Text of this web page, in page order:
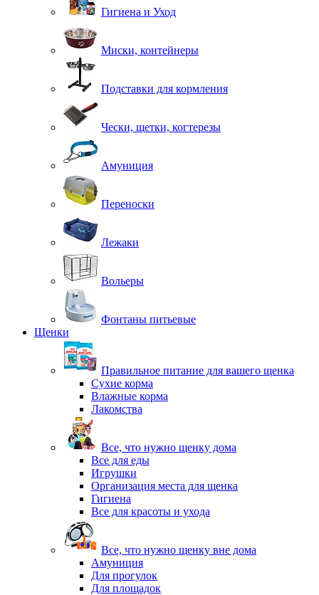
Гигиена и Уход
Миски, контейнеры
Подставки для кормления
Чески, щетки, когтерезы
Амуниция
Переноски
Лежаки
Вольеры
Фонтаны питьевые
Щенки
Правильное питание для вашего щенка
Сухие корма
Влажные корма
Лакомства
Все, что нужно щенку дома
Все для еды
Игрушки
Организация места для щенка
Гигиена
Все для красоты и ухода
Все, что нужно щенку вне дома
Амуниция
Для прогулок
Для площадок